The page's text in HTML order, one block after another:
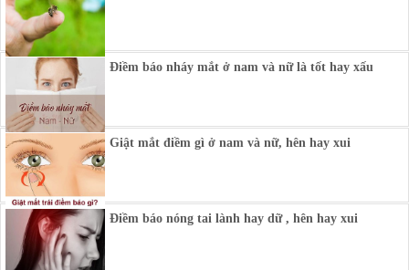
Điềm báo nháy mắt ở nam và nữ là tốt hay xấu
Giật mắt điềm gì ở nam và nữ, hên hay xui
Điềm báo nóng tai lành hay dữ , hên hay xui